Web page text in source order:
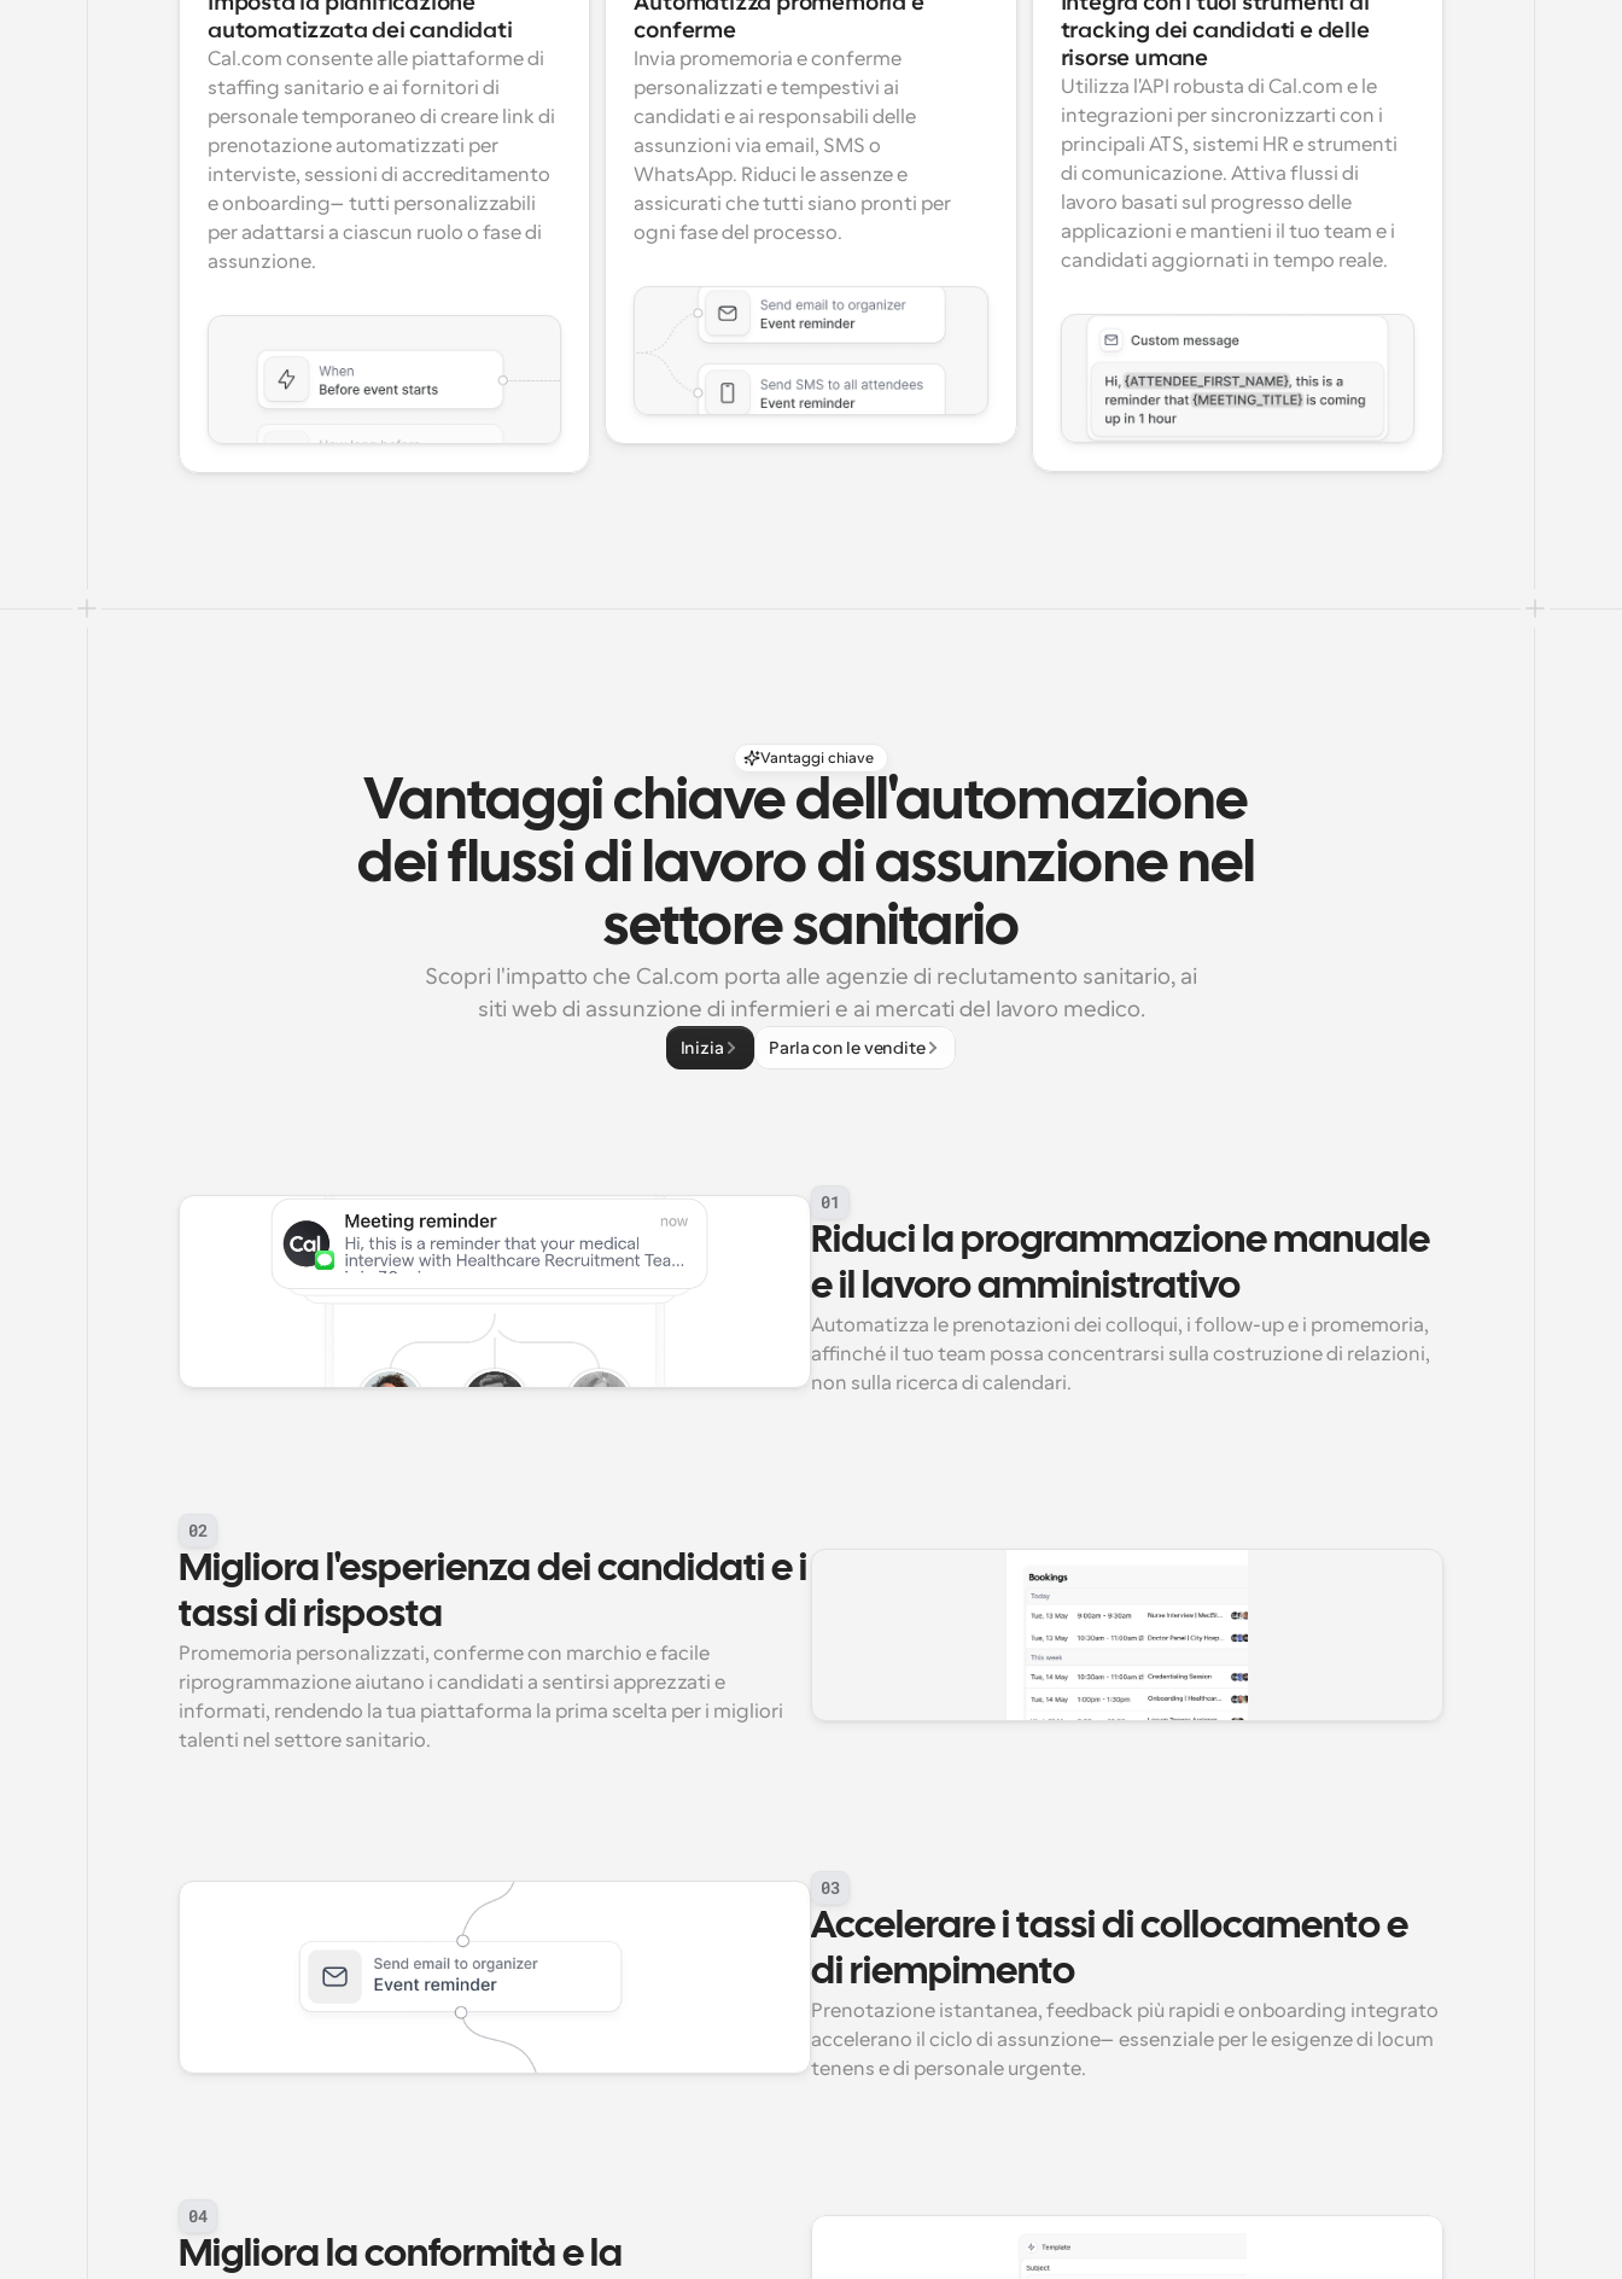
automatizzata dei candidati
Cal.com consente alle piattaforme di
staffing sanitario e ai fornitori di
personale temporaneo di creare link di
prenotazione automatizzati per
interviste, sessioni di accreditamento
e onboarding—tutti personalizzabili
per adattarsi a ciascun ruolo o fase di
assunzione.
conferme
Invia promemoria e conferme
personalizzati e tempestivi ai
candidati e ai responsabili delle
assunzioni via email, SMS o
WhatsApp. Riduci le assenze e
assicurati che tutti siano pronti per
ogni fase del processo.
tracking dei candidati e delle
risorse umane
Utilizza l'API robusta di Cal.com e le
integrazioni per sincronizzarti con i
principali ATS, sistemi HR e strumenti
di comunicazione. Attiva flussi di
lavoro basati sul progresso delle
applicazioni e mantieni il tuo team e i
candidati aggiornati in tempo reale.
Vantaggi chiave
Vantaggi chiave dell'automazione
dei flussi di lavoro di assunzione nel
settore sanitario
Scopri l'impatto che Cal.com porta alle agenzie di reclutamento sanitario, ai
siti web di assunzione di infermieri e ai mercati del lavoro medico.
Inizia Parla con le vendite
01
Riduci la programmazione manuale
e il lavoro amministrativo
Automatizza le prenotazioni dei colloqui, i follow-up e i promemoria,
affinché il tuo team possa concentrarsi sulla costruzione di relazioni,
non sulla ricerca di calendari.
02
Migliora l'esperienza dei candidati e i
tassi di risposta
Promemoria personalizzati, conferme con marchio e facile
riprogrammazione aiutano i candidati a sentirsi apprezzati e
informati, rendendo la tua piattaforma la prima scelta per i migliori
talenti nel settore sanitario.
03
Accelerare i tassi di collocamento e
di riempimento
Prenotazione istantanea, feedback più rapidi e onboarding integrato
accelerano il ciclo di assunzione—essenziale per le esigenze di locum
tenens e di personale urgente.
04
Migliora la conformità e la